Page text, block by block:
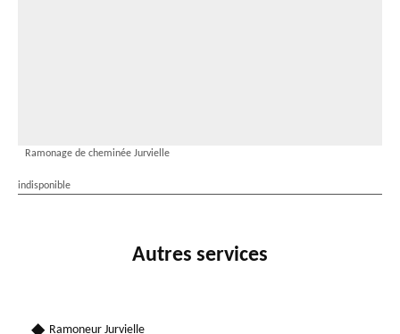
Ramonage de cheminée Jurvielle
indisponible
Autres services
Ramoneur Jurvielle